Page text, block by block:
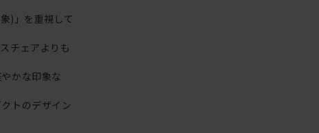
)」を重視して
チェアよりも
かな印象な
トのデザイン